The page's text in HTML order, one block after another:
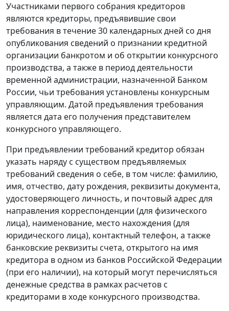
Участниками первого собрания кредиторов
являются кредиторы, предъявившие свои
требования в течение 30 календарных дней со дня
опубликования сведений о признании кредитной
организации банкротом и об открытии конкурсного
производства, а также в период деятельности
временной администрации, назначенной Банком
России, чьи требования установлены конкурсным
управляющим. Датой предъявления требования
является дата его получения представителем
конкурсного управляющего.
При предъявлении требований кредитор обязан
указать наряду с существом предъявляемых
требований сведения о себе, в том числе: фамилию,
имя, отчество, дату рождения, реквизиты документа,
удостоверяющего личность, и почтовый адрес для
направления корреспонденции (для физического
лица), наименование, место нахождения (для
юридического лица), контактный телефон, а также
банковские реквизиты счета, открытого на имя
кредитора в одном из банков Российской Федерации
(при его наличии), на который могут перечисляться
денежные средства в рамках расчетов с
кредиторами в ходе конкурсного производства.